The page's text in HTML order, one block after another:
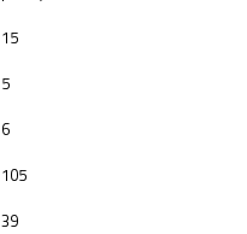
15
5
6
105
39